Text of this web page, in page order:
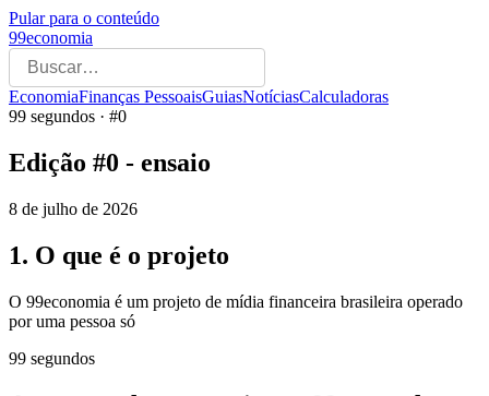
Pular para o conteúdo
99economia
EconomiaFinanças PessoaisGuiasNotíciasCalculadoras
99 segundos · #0
Edição #0 - ensaio
8 de julho de 2026
1. O que é o projeto
O 99economia é um projeto de mídia financeira brasileira operado
por uma pessoa só
99 segundos